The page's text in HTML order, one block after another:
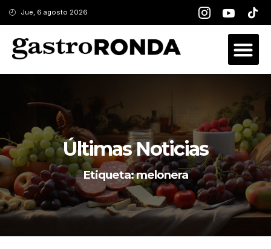
Jue, 6 agosto 2026
Últimas Noticias
Etiqueta: melonera